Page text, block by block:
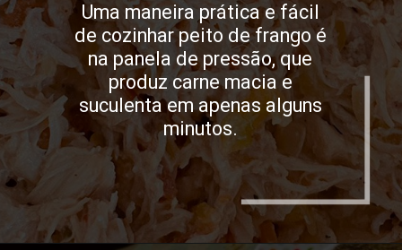
Uma maneira prática e fácil
de cozinhar peito de frango é
na panela de pressão, que
produz carne macia e
suculenta em apenas alguns
minutos.